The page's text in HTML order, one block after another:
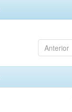
Anterior